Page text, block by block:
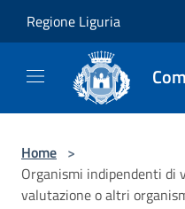
Regione Liguria
Home >
Organismi indipendenti di
valutazione o altri